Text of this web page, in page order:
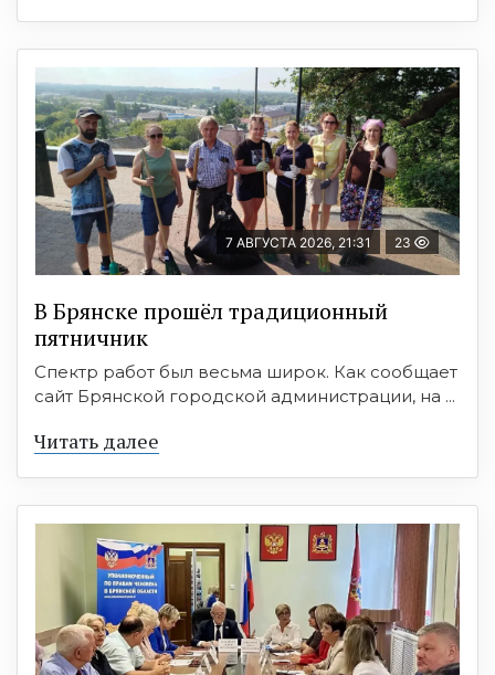
7 АВГУСТА 2026, 21:31 23
В Брянске прошёл традиционный
пятничник
Спектр работ был весьма широк. Как сообщает
сайт Брянской городской администрации, на ...
Читать далее